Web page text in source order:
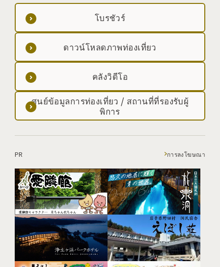
โบรชัวร์
ดาวน์โหลดภาพท่องเที่ยว
คลังวิดีโอ
ศูนย์ข้อมูลการท่องเที่ยว / สถานที่ที่รองรับผู้
พิการ
PR การลงโฆษณา